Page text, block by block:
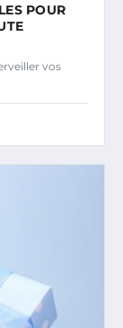
POUR
vos